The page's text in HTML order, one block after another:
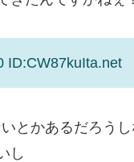
ID:CW87kuIta.net
とかあるだろうし
し